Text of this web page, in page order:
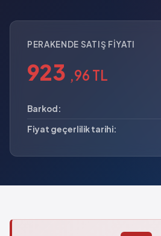
PERAKENDE SATIŞ FIYATI
923 ,96 TL
Barkod:
Fiyat geçerlilik tarihi: